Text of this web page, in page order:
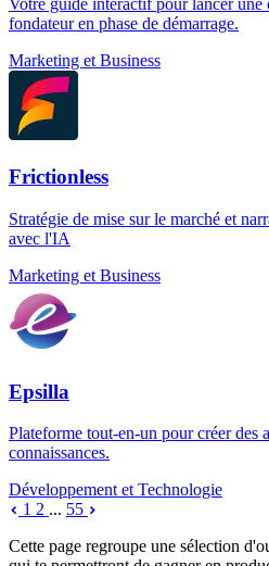
Votre guide interactif pour lancer une
fondateur en phase de démarrage.
Marketing et Business
Frictionless
Stratégie de mise sur le marché et
avec l'IA
Marketing et Business
Epsilla
Plateforme tout-en-un pour créer des
connaissances.
Développement et Technologie
1 2 ... 55
Cette page regroupe une sélection